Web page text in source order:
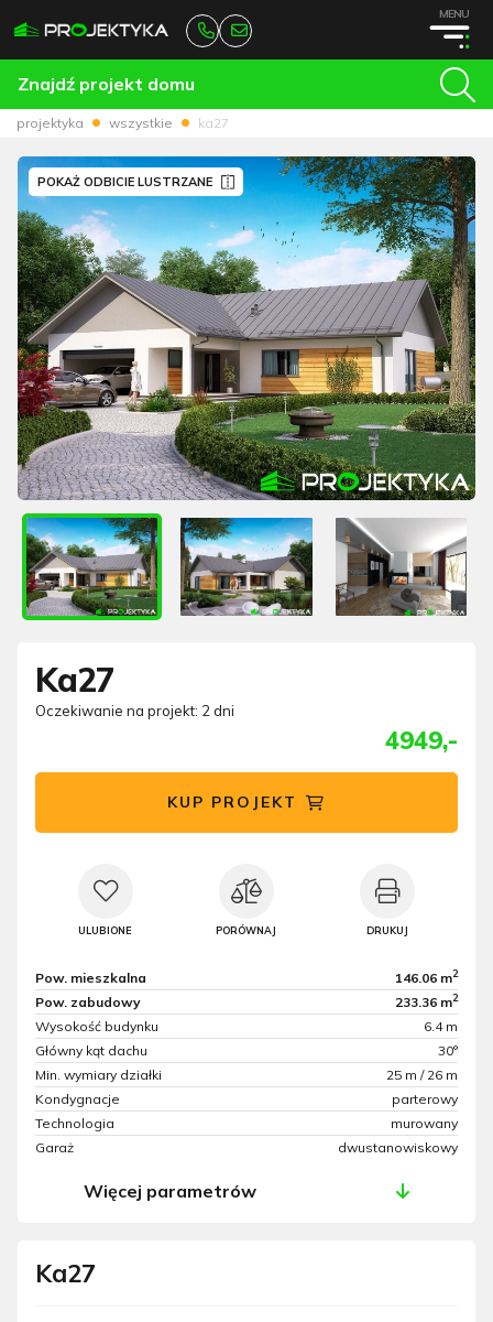
MENU
Znajdź projekt domu
projektyka wszystkie ka27
Ka27
POKAŻ ODBICIE LUSTRZANE
Ka27
Oczekiwanie na projekt: 2 dni
4949,-
KUP PROJEKT
ULUBIONE PORÓWNAJ DRUKUJ
Pow. mieszkalna 146.06 m2
Pow. zabudowy 233.36 m2
Wysokość budynku
6.4 m
Główny kąt dachu
30°
Min. wymiary działki
25 m / 26 m
Kondygnacje
parterowy
Technologia
murowany
Garaż
dwustanowiskowy
Więcej parametrów